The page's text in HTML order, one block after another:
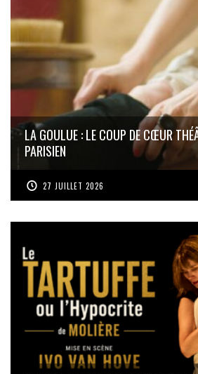
LA GOULUE : LE COUP DE CŒUR
PARISIEN
27 JUILLET 2026